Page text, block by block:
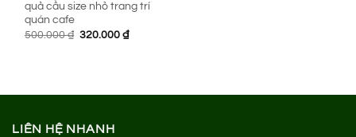
quả cầu size nhỏ trang trí
quán cafe
500.000₫ Giá
320.000₫Giá
LIÊN HỆ NHANH